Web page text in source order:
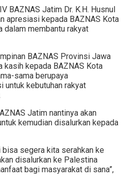
BAZNAS Jatim Dr. K.H. Husnul
apresiasi kepada BAZNAS Kota
dalam membantu rakyat
BAZNAS Provinsi Jawa
kasih kepada BAZNAS Kota
sama berupaya
untuk kebutuhan rakyat
Jatim nantinya akan
kemudian disalurkan kepada
bisa segera kita serahkan ke
disalurkan ke Palestina
bagi masyarakat di sana”,